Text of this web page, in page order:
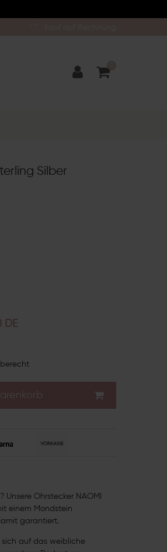
Silber
DE
Ohrstecker NAOMI
einem Mondstein
garantiert.
sich auf das weibliche